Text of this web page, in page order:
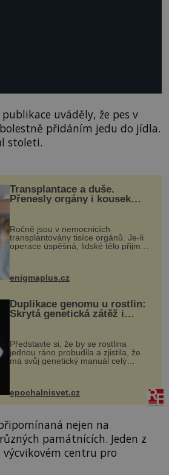
uváděly, že pes v
přidáním jedu do jídla.
stoleti.
Transplantace a duše.
Přenesly orgány i kousek
Ročně jsou v nemocnicích
transplantovány tisíce orgánů. Je-li
operace úspěšná, lidské tělo přijme
enigmaplus.cz
Duplikace genomu u rostlin:
Skrytá genetická zátěž i
Představte si, že by se rostlina
jednou ráno probudila a zjistila, že
má svůj genetický manuál celý
vstupenka...
epochalnisvet.cz
nejen na
památnících. Jeden z
centru pro